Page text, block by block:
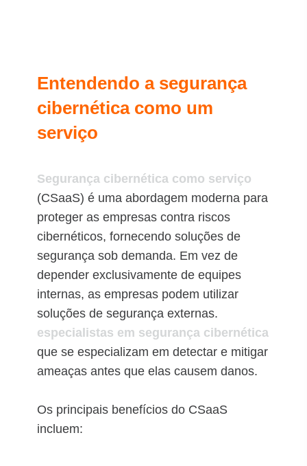
Entendendo a segurança
cibernética como um
serviço
Segurança cibernética como serviço
(CSaaS) é uma abordagem moderna para
proteger as empresas contra riscos
cibernéticos, fornecendo soluções de
segurança sob demanda. Em vez de
depender exclusivamente de equipes
internas, as empresas podem utilizar
soluções de segurança externas.
especialistas em segurança cibernética
que se especializam em detectar e mitigar
ameaças antes que elas causem danos.
Os principais benefícios do CSaaS
incluem: